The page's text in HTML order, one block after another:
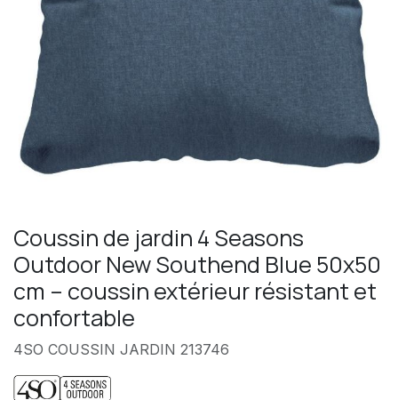
Coussin de jardin 4 Seasons
Outdoor New Southend Blue 50x50
cm – coussin extérieur résistant et
confortable
4SO COUSSIN JARDIN 213746